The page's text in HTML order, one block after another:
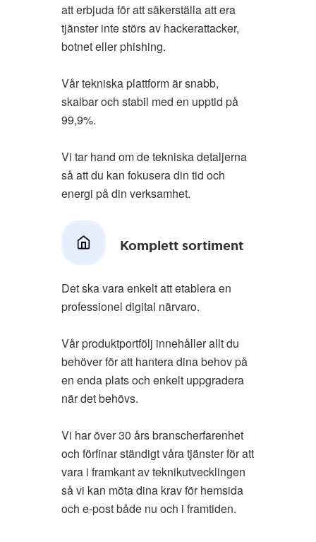
att erbjuda för att säkerställa att era
tjänster inte störs av hackerattacker,
botnet eller phishing.
Vår tekniska plattform är snabb,
skalbar och stabil med en upptid på
99,9%.
Vi tar hand om de tekniska detaljerna
så att du kan fokusera din tid och
energi på din verksamhet.
Komplett sortiment
Det ska vara enkelt att etablera en
professionel digital närvaro.
Vår produktportfölj innehåller allt du
behöver för att hantera dina behov på
en enda plats och enkelt uppgradera
när det behövs.
Vi har över 30 års branscherfarenhet
och förfinar ständigt våra tjänster för att
vara i framkant av teknikutvecklingen
så vi kan möta dina krav för hemsida
och e-post både nu och i framtiden.